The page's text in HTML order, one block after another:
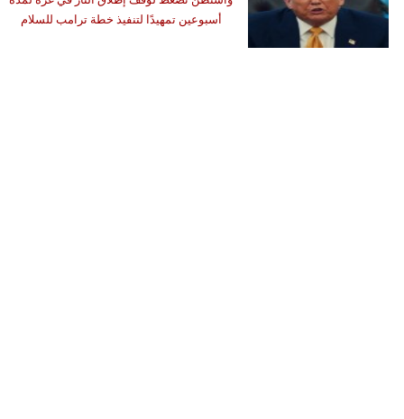
أسبوعين تمهيدًا لتنفيذ خطة ترامب للسلام